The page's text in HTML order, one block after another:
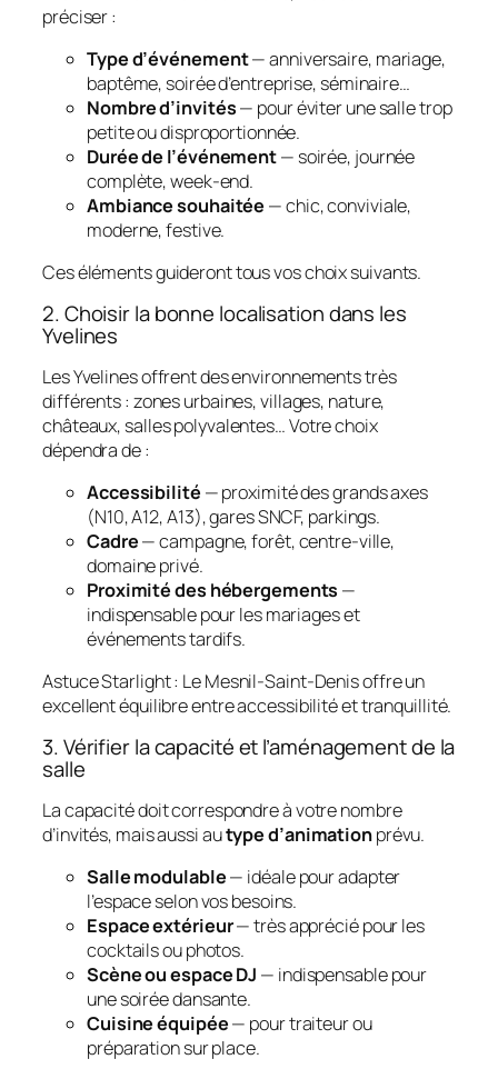
préciser :
Type d’événement— anniversaire, mariage,
baptême, soirée d’entreprise, séminaire…
Nombre d’invités— pour éviter une salle trop
petite ou disproportionnée.
Durée de l’événement— soirée, journée
complète, week‑end.
Ambiance souhaitée — chic, conviviale,
moderne, festive.
Ces éléments guideront tous vos choix suivants.
2. Choisir la bonne localisation dans les
Yvelines
Les Yvelines offrent des environnements très
différents : zones urbaines, villages, nature,
châteaux, salles polyvalentes… Votre choix
dépendra de :
Accessibilité — proximité des grands axes
(N10, A12, A13), gares SNCF, parkings.
Cadre— campagne, forêt, centre‑ville,
domaine privé.
Proximité des hébergements —
indispensable pour les mariages et
événements tardifs.
Astuce Starlight: Le Mesnil‑Saint‑Denis offre un
excellent équilibre entre accessibilité et tranquillité.
3. Vérifier la capacité et l’aménagement de la
salle
La capacité doit correspondre à votre nombre
d’invités, mais aussi autype d’animationprévu.
Salle modulable— idéale pour adapter
l’espace selon vos besoins.
Espace extérieur— très apprécié pour les
cocktails ou photos.
Scène ou espace DJ — indispensable pour
une soirée dansante.
Cuisine équipée— pour traiteur ou
préparation sur place.